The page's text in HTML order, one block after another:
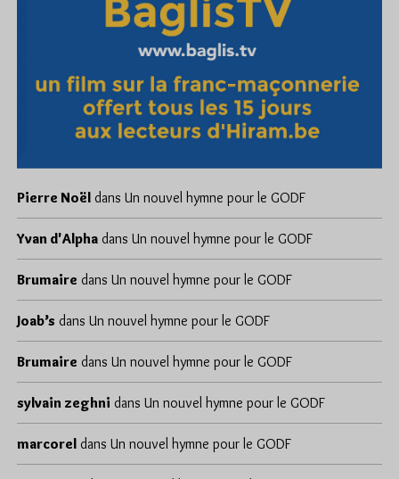
Pierre Noël dans Un nouvel hymne pour le GODF
Yvan d'Alpha dans Un nouvel hymne pour le GODF
Brumaire dans Un nouvel hymne pour le GODF
Joab’s dans Un nouvel hymne pour le GODF
Brumaire dans Un nouvel hymne pour le GODF
sylvain zeghni dans Un nouvel hymne pour le GODF
marcorel dans Un nouvel hymne pour le GODF